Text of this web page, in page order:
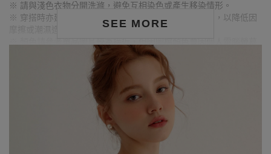
SEE MORE
※ 請與淺色衣物分開洗滌，避免互相染色或產生移染情形。
※ 穿搭時亦建議避免與淺色配件、包款、飾品一同使用，以降低因
摩擦或潮濕造成染色的可能性。
設定差異略有不同，請以實際商品顏色為準。